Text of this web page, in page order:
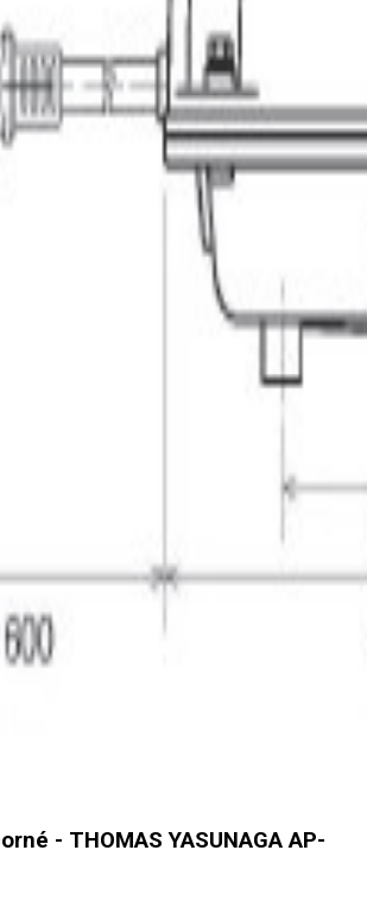
- THOMAS YASUNAGA AP-